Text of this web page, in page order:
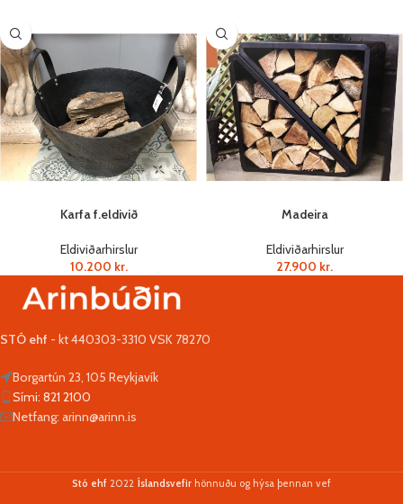
Karfa f.eldivið
Eldiviðarhirslur
10.200 kr.
Madeira
Eldiviðarhirslur
27.900 kr.
STÓ ehf - kt 440303-3310 VSK 78270
Borgartún 23, 105 Reykjavík
Sími: 821 2100
Netfang: arinn@arinn.is
Stó ehf 2022 Íslandsvefir hönnuðu og hýsa þennan vef